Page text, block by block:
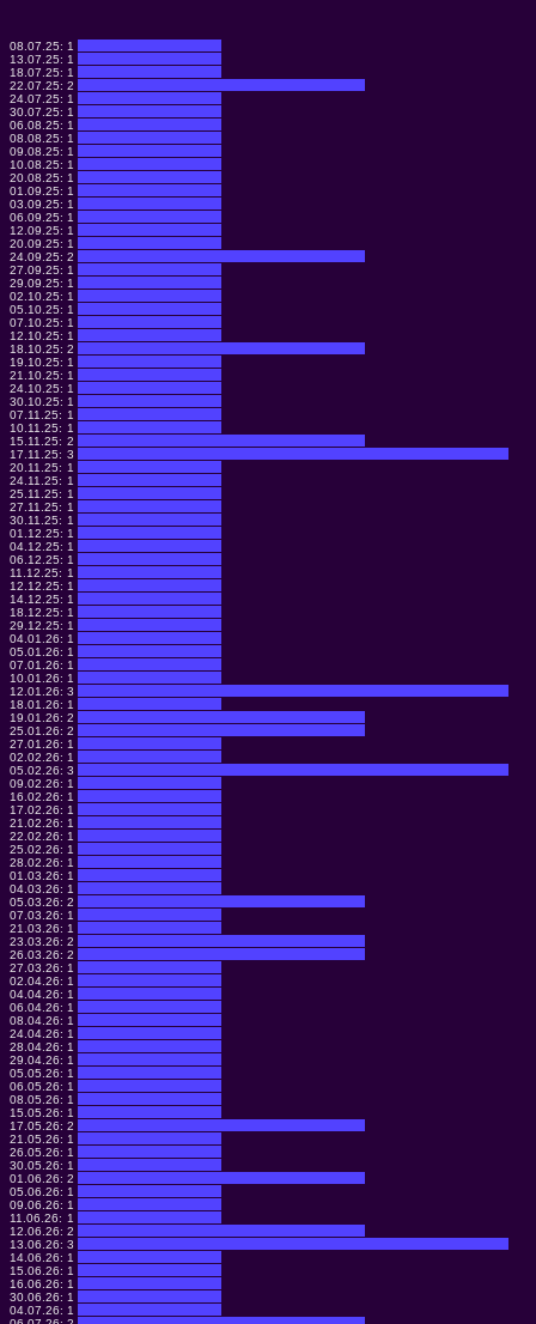
08.07.25: 1
13.07.25: 1
18.07.25: 1
22.07.25: 2
24.07.25: 1
30.07.25: 1
06.08.25: 1
08.08.25: 1
09.08.25: 1
10.08.25: 1
20.08.25: 1
01.09.25: 1
03.09.25: 1
06.09.25: 1
12.09.25: 1
20.09.25: 1
24.09.25: 2
27.09.25: 1
29.09.25: 1
02.10.25: 1
05.10.25: 1
07.10.25: 1
12.10.25: 1
18.10.25: 2
19.10.25: 1
21.10.25: 1
24.10.25: 1
30.10.25: 1
07.11.25: 1
10.11.25: 1
15.11.25: 2
17.11.25: 3
20.11.25: 1
24.11.25: 1
25.11.25: 1
27.11.25: 1
30.11.25: 1
01.12.25: 1
04.12.25: 1
06.12.25: 1
11.12.25: 1
12.12.25: 1
14.12.25: 1
18.12.25: 1
29.12.25: 1
04.01.26: 1
05.01.26: 1
07.01.26: 1
10.01.26: 1
12.01.26: 3
18.01.26: 1
19.01.26: 2
25.01.26: 2
27.01.26: 1
02.02.26: 1
05.02.26: 3
09.02.26: 1
16.02.26: 1
17.02.26: 1
21.02.26: 1
22.02.26: 1
25.02.26: 1
28.02.26: 1
01.03.26: 1
04.03.26: 1
05.03.26: 2
07.03.26: 1
21.03.26: 1
23.03.26: 2
26.03.26: 2
27.03.26: 1
02.04.26: 1
04.04.26: 1
06.04.26: 1
08.04.26: 1
24.04.26: 1
28.04.26: 1
29.04.26: 1
05.05.26: 1
06.05.26: 1
08.05.26: 1
15.05.26: 1
17.05.26: 2
21.05.26: 1
26.05.26: 1
30.05.26: 1
01.06.26: 2
05.06.26: 1
09.06.26: 1
11.06.26: 1
12.06.26: 2
13.06.26: 3
14.06.26: 1
15.06.26: 1
16.06.26: 1
30.06.26: 1
04.07.26: 1